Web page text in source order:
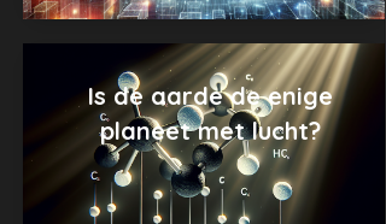
Is de aarde de enige
planeet met lucht?